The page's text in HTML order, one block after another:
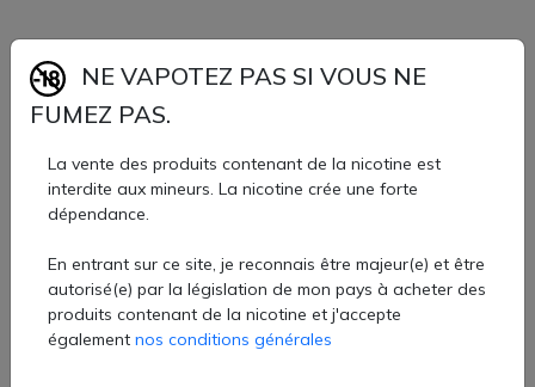
Glazed Donut : beignet sucré, gourmand et régressif
Citrus Dreams : agrumes vifs avec une pointe mentholée
Munk Juice : mélange complexe de fruits tropicaux avec
Disponibles en shortfills 50 ml (flacons 60 ml), à booster
en nicotine
Ratio PG/VG typique 50/50, assurant un bon rendu
Recettes élaborées avec arômes de qualité alimentaire,
sans excès de sucralose ni d’édulcorants
Concentré Grapple Apple
30ml - Fcukin Flava
Concentré Freezy Mango
30ml - Fcukin Flava
NE VAPOTEZ PAS SI VOUS NE
FUMEZ PAS.
La vente des produits contenant de la nicotine est
interdite aux mineurs. La nicotine crée une forte
dépendance.
En entrant sur ce site, je reconnais être majeur(e) et être
autorisé(e) par la législation de mon pays à acheter des
produits contenant de la nicotine et j'accepte
également nos conditions générales